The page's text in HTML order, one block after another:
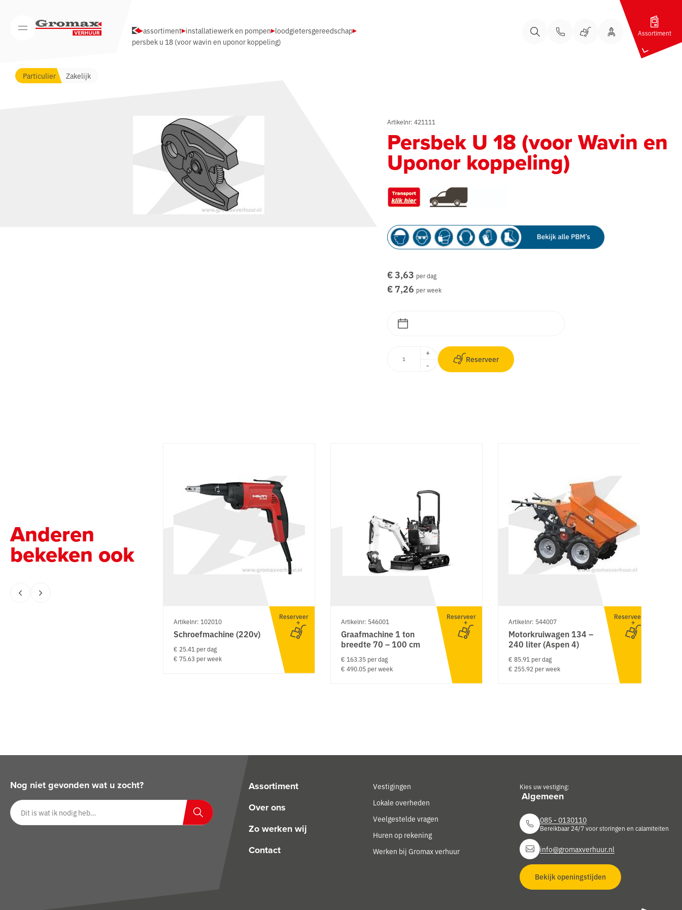
Open/Sluit mobiel menu Bel onsBel onsWinkelwagen
Uw Account
Assortiment
Particulier Zakelijk
assortiment installatiewerk en pompen loodgietersgereedschap
persbek u 18 (voor wavin en uponor koppeling)
Artikelnr: 421111
Persbek U 18 (voor Wavin en
Uponor koppeling)
€ 3,63 per dag
€ 7,26 per week
+
-
Reserveer
Anderen
bekeken ook
Artikelnr: 102010
Schroefmachine (220v)
€ 25.41 per dag
€ 75.63 per week
Reserveer
Artikelnr: 546001
Graafmachine 1 ton
breedte 70 – 100 cm
€ 163.35 per dag
€ 490.05 per week
Reserveer
Artikelnr: 544007
Motorkruiwagen 134 –
240 liter (Aspen 4)
€ 85.91 per dag
€ 255.92 per week
Reserveer
Nog niet gevonden wat u zocht?
Zoeken op website
Zoeken
Assortiment
Over ons
Zo werken wij
Contact
Vestigingen
Lokale overheden
Veelgestelde vragen
Huren op rekening
Werken bij Gromax verhuur
Kies uw vestiging:
085 - 0130110
Bereikbaar 24/7 voor storingen en calamiteiten
info@gromaxverhuur.nl
Bekijk openingstijden